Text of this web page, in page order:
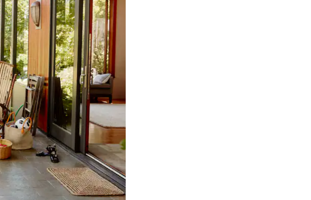
arriba y hacia abajo, o bien tocando y deslizando la pantalla.